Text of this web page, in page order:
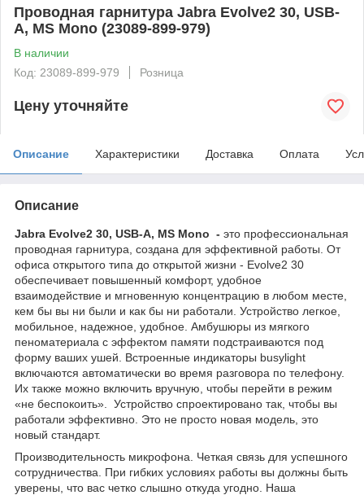
Проводная гарнитура Jabra Evolve2 30, USB-
A, MS Mono (23089-899-979)
В наличии
Код: 23089-899-979
Розница
Цену уточняйте
Описание Характеристики Доставка Оплата
Описание
Jabra Evolve2 30, USB-A, MS Mono - это профессиональная
проводная гарнитура, cоздана для эффективной работы. От
офиса открытого типа до открытой жизни - Evolve2 30
обеспечивает повышенный комфорт, удобное
взаимодействие и мгновенную концентрацию в любом месте,
кем бы вы ни были и как бы ни работали. Устройство легкое,
мобильное, надежное, удобное. Амбушюры из мягкого
пеноматериала с эффектом памяти подстраиваются под
форму ваших ушей. Встроенные индикаторы busylight
включаются автоматически во время разговора по телефону.
Их также можно включить вручную, чтобы перейти в режим
«не беспокоить». Устройство спроектировано так, чтобы вы
работали эффективно. Это не просто новая модель, это
новый стандарт.
Производительность микрофона. Четкая связь для успешного
сотрудничества. При гибких условиях работы вы должны быть
уверены, что вас четко слышно откуда угодно. Наша